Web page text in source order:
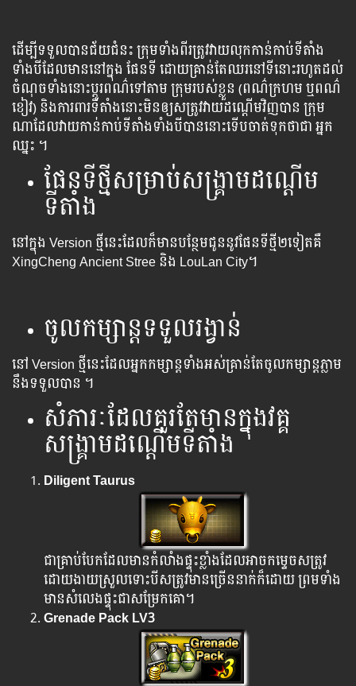
ដើម្បី​ទទួល​បាន​ជ័យជំនះ​ ក្រុម​ទាំងពីរ​ត្រូវ​វាយ​លុក​កាន់​កាប់​ទី​តាំង​
ទាំង​បី​ដែល​មាន​នៅ​ក្នុង​ ផែន​ទី​ ដោយ​គ្រាន់​តែ​ឈរ​នៅ​ទី​នោះ​រហូត​ដល់​
ចំណុច​ទាំង​នោះ​ប្ដូរ​ពណ៌​ទៅ​តាម​ ក្រុម​របស់​ខ្លួន​ (ពណ៌​ក្រហម​ ឬ​ពណ៌​
ខៀវ) និង​ការពារ​ទីតាំង​នោះ​មិន​ឲ្យ​សត្រូវ​វាយ​ដណ្ដើម​វិញ​បាន​ ក្រុម​
ណា​ដែល​វាយ​កាន់​កាប់​ទីតាំង​ទាំង​បី​បាន​នោះ​ទើប​ចាត់​ទុក​ថា​ជា​ អ្នក​
ឈ្នះ​ ។
ផែនទីថ្មីសម្រាប់សង្រ្គាមដណ្តើម
ទីតាំង
នៅក្នុង Version ថ្មីនេះដែលក៏មានបន្ថែមជូននូវផែនទីថ្មី២ទៀតគឺ
XingCheng Ancient Stree និង LouLan City។
ចូលកម្សាន្ដទទួលរង្វាន់
នៅ Version ថ្មីនេះដែលអ្នកកម្សាន្ដទាំងអស់គ្រាន់តែចូលកម្សាន្ដភ្លាម
នឹងទទួលបាន ។
សំភារៈ​ដែល​គួរ​តែ​មាន​ក្នុងវគ្គ
សង្រ្គាម​ដណ្តើម​ទីតាំង
Diligent Taurus
ជា​គ្រាប់​បែក​ដែលមាន​កំលាំង​ផ្ទុះខ្លាំង​ដែលអាចកម្ទេច​សត្រូវ
ដោយ​​ងាយស្រួលទោះ​បី​សត្រូវមាន​ច្រើននាក់ក៏​ដោយ ព្រមទាំង
មានសំលេងផ្ទុះជាសម្រែកគោ។
Grenade Pack LV3